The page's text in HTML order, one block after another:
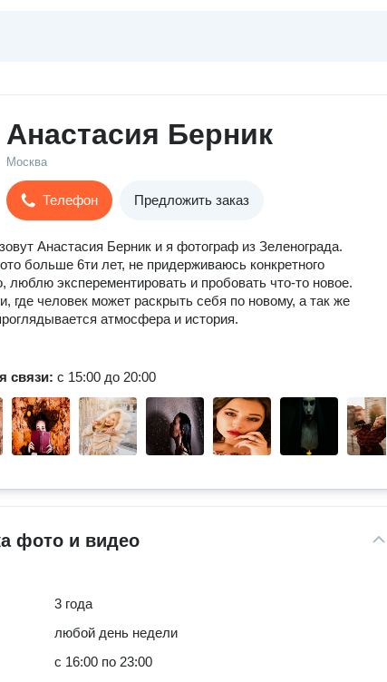
Анастасия Берник
Москва
Телефон Предложить заказ
Анастасия Берник и я фотограф из Зеленограда.
больше 6ти лет, не придерживаюсь конкретного
люблю эксперементировать и пробовать что-то новое.
где человек может раскрыть себя по новому, а так же
атмосфера и история.
связи: с 15:00 до 20:00
фото и видео
3 года
любой день недели
с 16:00 по 23:00